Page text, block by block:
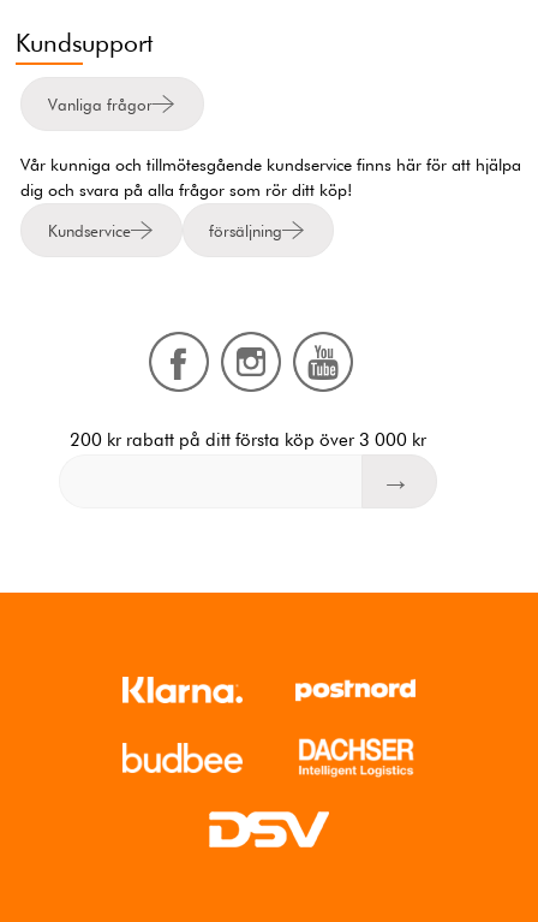
Kundsupport
Vanliga frågor
Vår kunniga och tillmötesgående kundservice finns här för att hjälpa
dig och svara på alla frågor som rör ditt köp!
Kundservice försäljning
200 kr rabatt på ditt första köp över 3 000 kr